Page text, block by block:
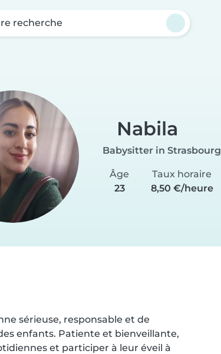
recherche
Nabila
Babysitter in Strasbourg
Âge
23
Taux horaire
8,50 €/heure
sérieuse, responsable et de
enfants. Patiente et bienveillante,
et participer à leur éveil à